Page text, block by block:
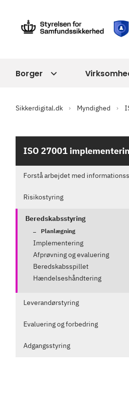
Borger
Sikkerdigital.dk Myndighed
ISO 27001
Forstå arbejdet med
Risikostyring
Beredskabsstyring
Planlægning
Implementering
Afprøvning og evaluering
Beredskabsspillet
Hændelseshåndtering
Leverandørstyring
Evaluering og forbedring
Adgangsstyring